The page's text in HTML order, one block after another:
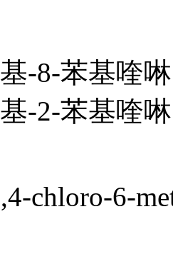
-8-苯基喹
-2-苯基喹
chloro-6-